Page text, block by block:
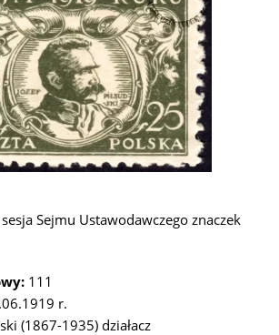
Sejmu Ustawodawczego znaczek
111
r.
(1867-1935) działacz